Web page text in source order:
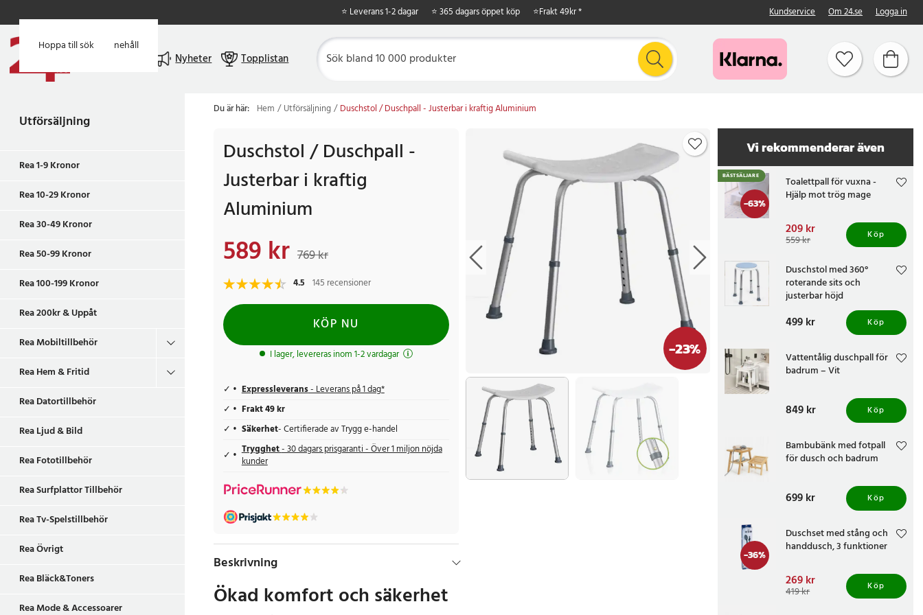
Hoppa till huvudinnehåll
Hoppa till sök
⭐ Leverans 1-2 dagar ⭐ 365 dagars öppet köp ⭐Frakt 49kr * Kundservice Om 24.se Logga in
Nyheter Topplistan
Utförsäljning
Rea 1-9 Kronor
Rea 10-29 Kronor
Rea 30-49 Kronor
Rea 50-99 Kronor
Rea 100-199 Kronor
Rea 200kr & Uppåt
Rea Mobiltillbehör
Rea Hem & Fritid
Rea Datortillbehör
Rea Ljud & Bild
Rea Fototillbehör
Rea Surfplattor Tillbehör
Rea Tv-Spelstillbehör
Rea Övrigt
Rea Bläck&Toners
Rea Mode & Accessoarer
Du är här: Hem Utförsäljning Duschstol / Duschpall - Justerbar i kraftig Aluminium
-23%
Duschstol / Duschpall -
Justerbar i kraftig
Aluminium
Nuvarande pris
589 kr 769 kr
4.5 145 recensioner
KÖP NU
I lager, levereras inom 1-2 vardagar
Expressleverans- Leverans på 1 dag*
Frakt 49 kr
Säkerhet- Certifierade av Trygg e-handel
Trygghet- 30 dagars prisgaranti - Över 1 miljon nöjda
kunder
Beskrivning
Ökad komfort och säkerhet
Vi rekommenderar även
-63%
BÄSTSÄLJARE
Toalettpall för vuxna -
Hjälp mot trög mage
Nuvarande pris:
209 kr Tidigare pris :559 kr
209 kr
559 kr Köp
Duschstol med 360°
roterande sits och
justerbar höjd
Pris:499 kr
499 kr Köp
Vattentålig duschpall för
badrum – Vit
Pris: 849 kr
849 kr Köp
Bambubänk med fotpall
för dusch och badrum
Pris:699 kr
699 kr Köp
-36%
Duschset med stång och
handdusch, 3 funktioner
Nuvarande pris:
269 kr Tidigare pris :419 kr
269 kr
419 kr Köp